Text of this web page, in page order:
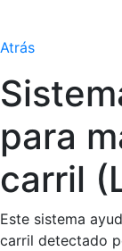
Atrás
para
carril
Este sistema
carril detectado